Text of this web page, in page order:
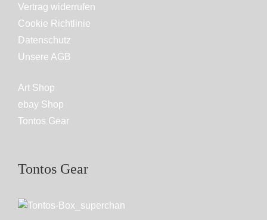
Vertrag widerrufen
Cookie Richtlinie
Datenschutz
Unsere AGB
Art Shop
ebay Shop
Tontos Gear
Tontos Gear